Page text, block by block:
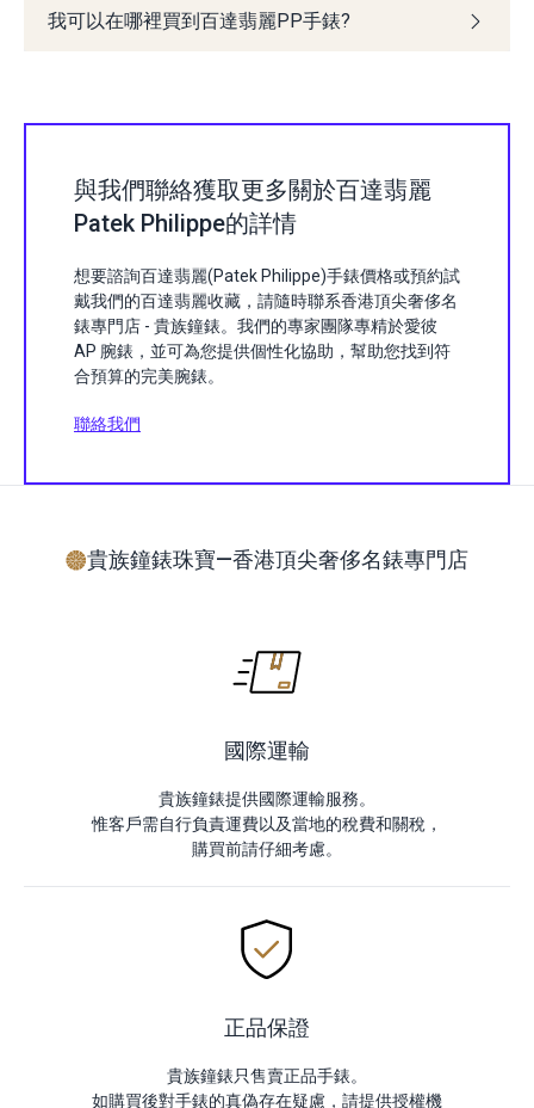
我可以在哪裡買到百達翡麗PP手錶?
與我們聯絡獲取更多關於百達翡麗
Patek Philippe的詳情
想要諮詢百達翡麗(Patek Philippe)手錶價格或預約試
戴我們的百達翡麗收藏，請隨時聯系香港頂尖奢侈名
錶專門店 - 貴族鐘錶。我們的專家團隊專精於愛彼
AP 腕錶，並可為您提供個性化協助，幫助您找到符
合預算的完美腕錶。
聯絡我們
貴族鐘錶珠寶—香港頂尖奢侈名錶專門店
國際運輸
貴族鐘錶提供國際運輸服務。
惟客戶需自行負責運費以及當地的稅費和關稅，
購買前請仔細考慮。
正品保證
貴族鐘錶只售賣正品手錶。
如購買後對手錶的真偽存在疑慮，請提供授權機